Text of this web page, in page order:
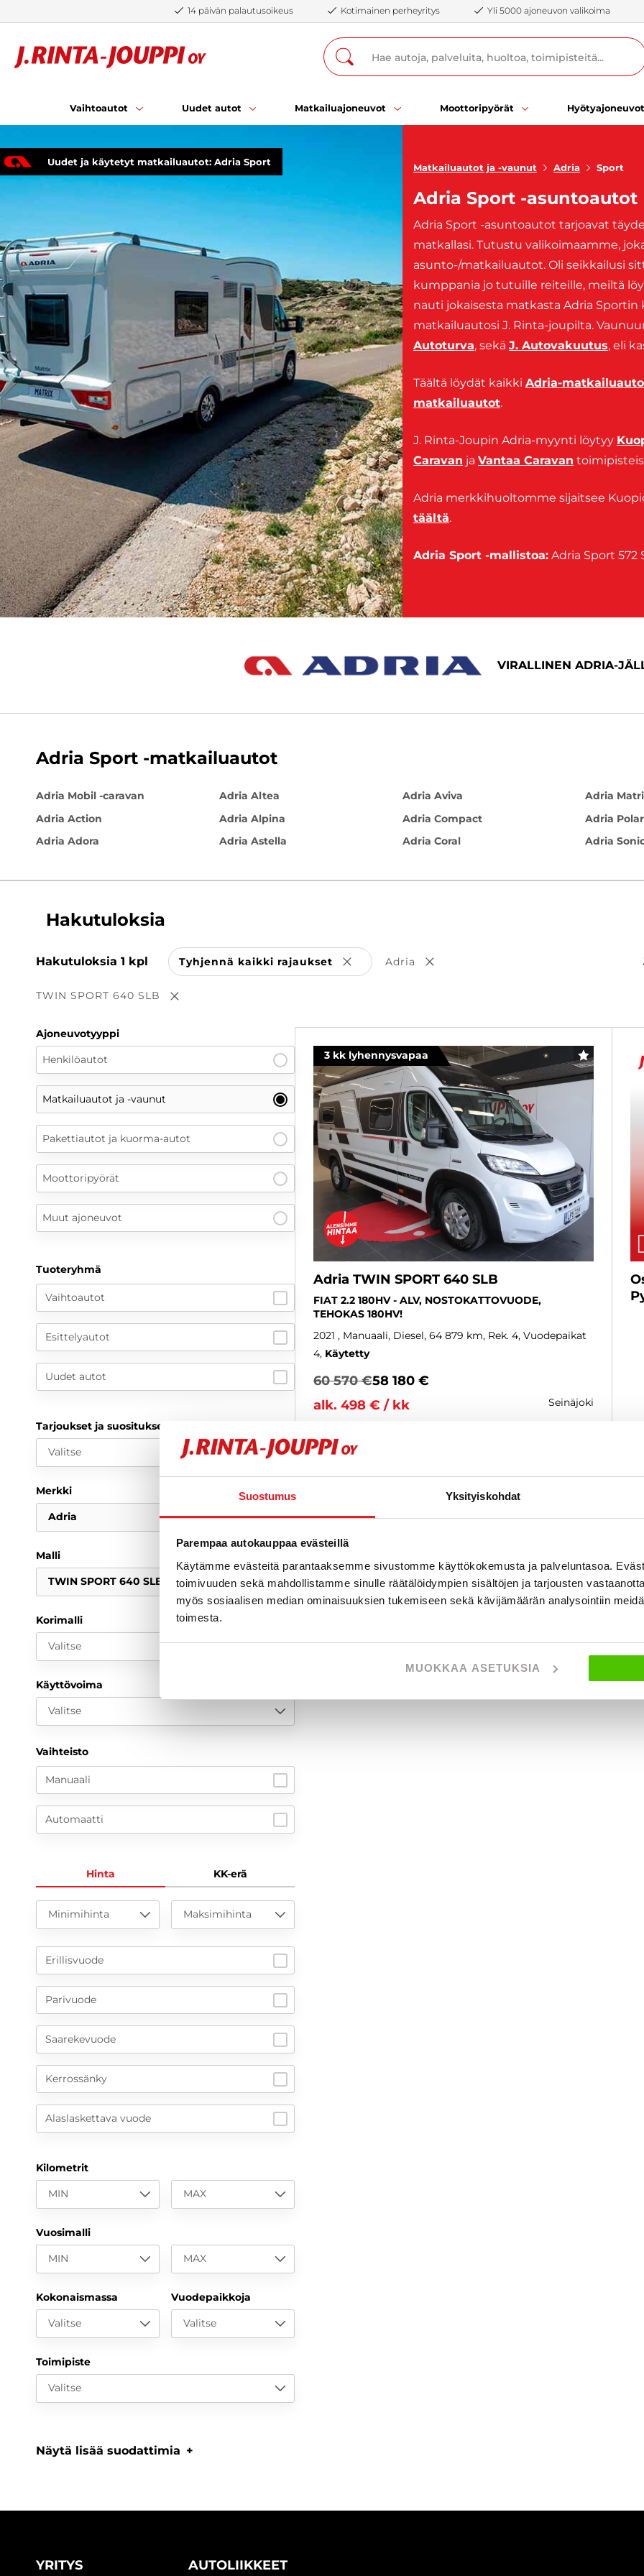
Suostumus Yksityiskohdat
Parempaa autokauppaa evästeillä
Käytämme evästeitä parantaaksemme sivustomme käyttökokemusta ja palveluntasoa.
toimivuuden sekä mahdollistamme sinulle räätälöidympien sisältöjen ja tarjousten
myös sosiaalisen median ominaisuuksien tukemiseen sekä kävijämäärän analysointiin
toimesta.
MUOKKAA ASETUKSIA
14 päivän palautusoikeus Kotimainen perheyritys Yli 5000 ajoneuvon valikoima
Vaihtoautot Uudet autot Matkailuajoneuvot Moottoripyörät Hyötyajoneuvot
Uudet ja käytetyt matkailuautot: Adria Sport
Matkailuautot ja -vaunut Adria Sport
Adria Sport -asuntoautot
Adria Sport -asuntoautot tarjoavat
matkallasi. Tutustu valikoimaamme,
asunto-/matkailuautot. Oli seikkailusi
kumppania jo tutuille reiteille, meiltä
nauti jokaisesta matkasta Adria Sportin
matkailuautosi J. Rinta-joupilta.
Autoturva, sekä J. Autovakuutus, eli
Täältä löydät kaikki Adria-
matkailuautot.
J. Rinta-Joupin Adria-myynti löytyy
Caravan ja Vantaa Caravan
Adria merkkihuoltomme sijaitsee
täältä.
Adria Sport -mallistoa: Adria Sport 572
VIRALLINEN ADRIA-
Adria Sport -matkailuautot
Adria Mobil -caravan
Adria Action
Adria Adora
Adria Altea
Adria Alpina
Adria Astella
Adria Aviva
Adria Compact
Adria Coral
Adria
Adria
Adria
Hakutuloksia
Hakutuloksia 1 kpl Tyhjennä kaikki rajaukset Poista valinta
Adria Poista valinta
TWIN SPORT 640 SLB Poista valinta
Ajoneuvotyyppi
Henkilöautot
Matkailuautot ja -vaunut
Pakettiautot ja kuorma-autot
Moottoripyörät
Muut ajoneuvot
Tuoteryhmä
Vaihtoautot
Esittelyautot
Uudet autot
Tarjoukset ja suositukset
Valitse
Merkki
Adria
Malli
TWIN SPORT 640 SLB
Korimalli
Valitse
Käyttövoima
Valitse
Vaihteisto
Manuaali
Automaatti
Hinta KK-erä
Minimihinta Maksimihinta
Erillisvuode
Parivuode
Saarekevuode
Kerrossänky
Alaslaskettava vuode
Kilometrit
MIN MAX
Vuosimalli
MIN MAX
Kokonaismassa
Valitse
Vuodepaikkoja
Valitse
Toimipiste
Valitse
Näytä lisää suodattimia
3 kk lyhennysvapaa SUOSIKKI
Adria TWIN SPORT 640 SLB
FIAT 2.2 180HV - ALV, NOSTOKATTOVUODE,
TEHOKAS 180HV!
2021 , Manuaali, Diesel, 64 879 km, Rek. 4, Vuodepaikat
4 Käytetty
60 570 €58 180 €
alk. 498 € / kk
seinäjoki
KATSO TIEDOT
YRITYS AUTOLIIKKEET